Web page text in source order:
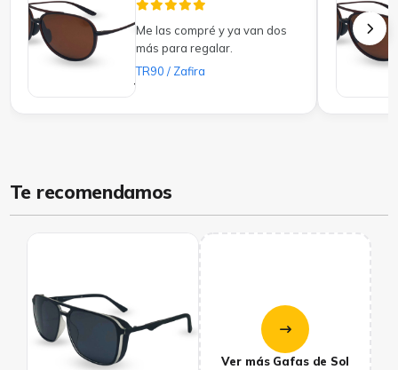
Me las compré y ya van dos
más para regalar.
TR90 / Zafira
Te recomendamos
Ver más Gafas de Sol